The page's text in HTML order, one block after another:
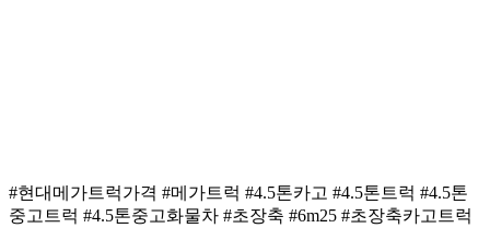
#현대메가트럭가격 #메가트럭 #4.5톤카고 #4.5톤트럭 #4.5톤
중고트럭 #4.5톤중고화물차 #초장축 #6m25 #초장축카고트럭